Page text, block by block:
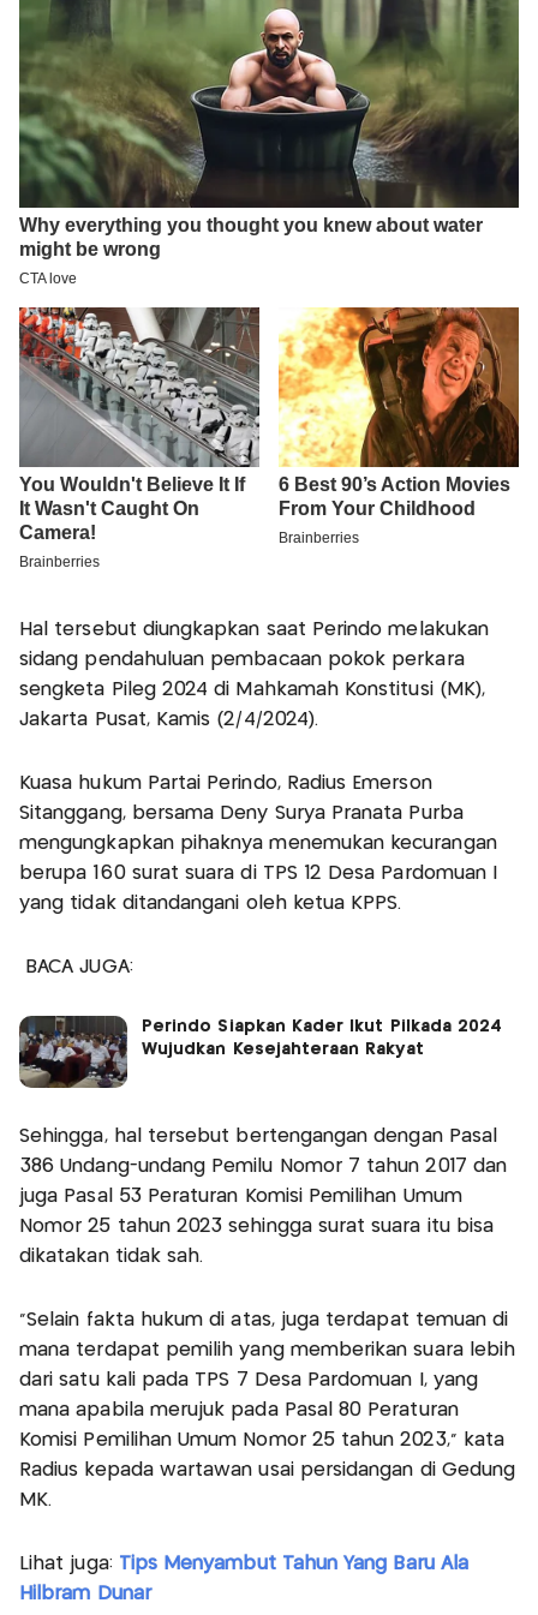
Hal tersebut diungkapkan saat Perindo melakukan
sidang pendahuluan pembacaan pokok perkara
sengketa Pileg 2024 di Mahkamah Konstitusi (MK),
Jakarta Pusat, Kamis (2/4/2024).
Kuasa hukum Partai Perindo, Radius Emerson
Sitanggang, bersama Deny Surya Pranata Purba
mengungkapkan pihaknya menemukan kecurangan
berupa 160 surat suara di TPS 12 Desa Pardomuan I
yang tidak ditandangani oleh ketua KPPS.
BACA JUGA:
Perindo Siapkan Kader Ikut Pilkada 2024
Wujudkan Kesejahteraan Rakyat
Sehingga, hal tersebut bertengangan dengan Pasal
386 Undang-undang Pemilu Nomor 7 tahun 2017 dan
juga Pasal 53 Peraturan Komisi Pemilihan Umum
Nomor 25 tahun 2023 sehingga surat suara itu bisa
dikatakan tidak sah.
"Selain fakta hukum di atas, juga terdapat temuan di
mana terdapat pemilih yang memberikan suara lebih
dari satu kali pada TPS 7 Desa Pardomuan I, yang
mana apabila merujuk pada Pasal 80 Peraturan
Komisi Pemilihan Umum Nomor 25 tahun 2023," kata
Radius kepada wartawan usai persidangan di Gedung
MK.
Lihat juga: Tips Menyambut Tahun Yang Baru Ala
Hilbram Dunar